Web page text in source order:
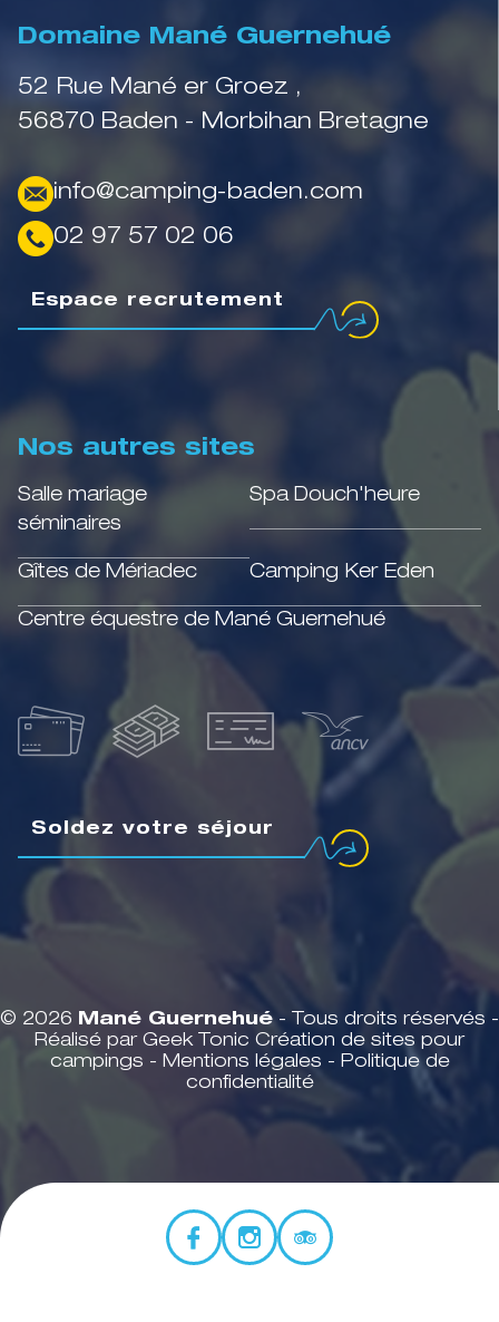
Domaine Mané Guernehué
52 Rue Mané er Groez ,
56870 Baden - Morbihan Bretagne
info@camping-baden.com
02 97 57 02 06
Espace recrutement
Nos autres sites
Salle mariage
séminaires
Spa Douch'heure
Gîtes de Mériadec Camping Ker Eden
Centre équestre de Mané Guernehué
Soldez votre séjour
© 2026 Mané Guernehué- Tous droits réservés -
Réalisé par Geek Tonic Création de sites pour
campings - Mentions légales - Politique de
confidentialité